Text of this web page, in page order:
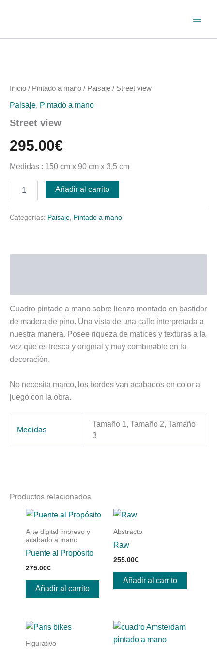
Inicio / Pintado a mano / Paisaje / Street view
Paisaje, Pintado a mano
Street view
295.00€
Medidas : 150 cm x 90 cm x 3,5 cm
Añadir al carrito
Categorías: Paisaje Pintado a mano
Cuadro pintado a mano sobre lienzo montado en bastidor
de madera de pino. Una vista de una calle interpretada a
nuestra manera. Posee riqueza de matices y texturas a la
vez que es fresca y original y muy combinable en la
decoración.
No necesita marco, los bordes van acabados en color a
juego con la obra.
Medidas
Tamaño 1, Tamaño 2, Tamaño
3
Productos relacionados
Arte digital impreso y
acabado a mano
Puente al Propósito
275.00€
Añadir al carrito
Abstracto
Raw
255.00€
Añadir al carrito
Figurativo